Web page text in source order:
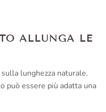
ALLUNGA LE
lunghezza naturale.
può essere più adatta una